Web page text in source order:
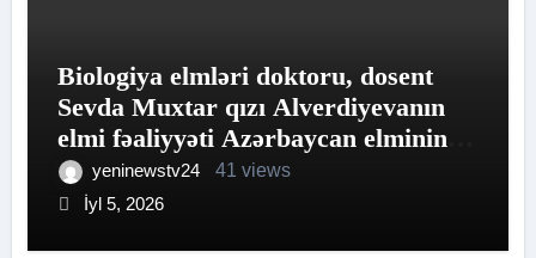
Biologiya elmləri doktoru, dosent
Sevda Muxtar qızı Alverdiyevanın
elmi fəaliyyəti Azərbaycan elminin
gələcəyinə qoyulan qiymətli
sərmayədir.
yeninewstv24
41 views
İyl 5, 2026